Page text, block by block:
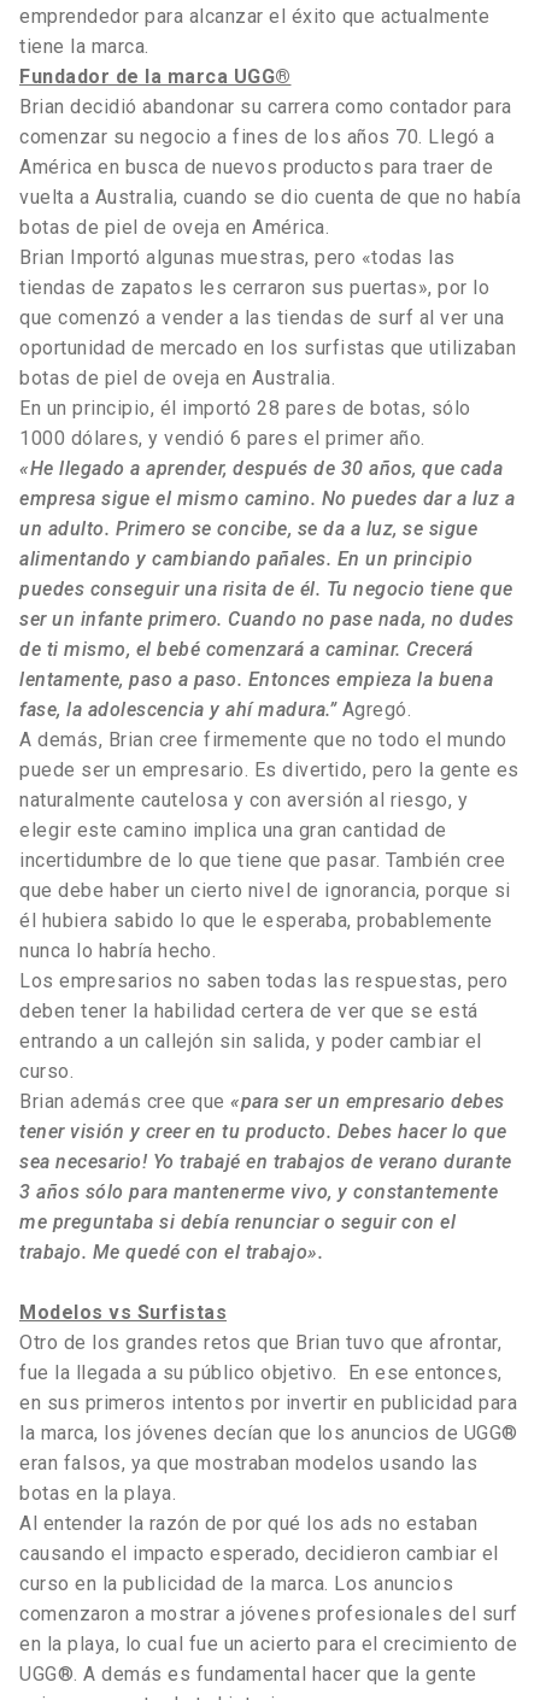
emprendedor para alcanzar el éxito que actualmente
tiene la marca.
Fundador de la marca UGG®
Brian decidió abandonar su carrera como contador para
comenzar su negocio a fines de los años 70. Llegó a
América en busca de nuevos productos para traer de
vuelta a Australia, cuando se dio cuenta de que no había
botas de piel de oveja en América.
Brian Importó algunas muestras, pero «todas las
tiendas de zapatos les cerraron sus puertas», por lo
que comenzó a vender a las tiendas de surf al ver una
oportunidad de mercado en los surfistas que utilizaban
botas de piel de oveja en Australia.
En un principio, él importó 28 pares de botas, sólo
1000 dólares, y vendió 6 pares el primer año.
«He llegado a aprender, después de 30 años, que cada
empresa sigue el mismo camino. No puedes dar a luz a
un adulto. Primero se concibe, se da a luz, se sigue
alimentando y cambiando pañales. En un principio
puedes conseguir una risita de él. Tu negocio tiene que
ser un infante primero. Cuando no pase nada, no dudes
de ti mismo, el bebé comenzará a caminar. Crecerá
lentamente, paso a paso. Entonces empieza la buena
fase, la adolescencia y ahí madura.”Agregó.
A demás, Brian cree firmemente que no todo el mundo
puede ser un empresario. Es divertido, pero la gente es
naturalmente cautelosa y con aversión al riesgo, y
elegir este camino implica una gran cantidad de
incertidumbre de lo que tiene que pasar. También cree
que debe haber un cierto nivel de ignorancia, porque si
él hubiera sabido lo que le esperaba, probablemente
nunca lo habría hecho.
Los empresarios no saben todas las respuestas, pero
deben tener la habilidad certera de ver que se está
entrando a un callejón sin salida, y poder cambiar el
curso.
Brian además cree que «para ser un empresario debes
tener visión y creer en tu producto. Debes hacer lo que
sea necesario! Yo trabajé en trabajos de verano durante
3 años sólo para mantenerme vivo, y constantemente
me preguntaba si debía renunciar o seguir con el
trabajo. Me quedé con el trabajo».
Modelos vs Surfistas
Otro de los grandes retos que Brian tuvo que afrontar,
fue la llegada a su público objetivo. En ese entonces,
en sus primeros intentos por invertir en publicidad para
la marca, los jóvenes decían que los anuncios de UGG®
eran falsos, ya que mostraban modelos usando las
botas en la playa.
Al entender la razón de por qué los ads no estaban
causando el impacto esperado, decidieron cambiar el
curso en la publicidad de la marca. Los anuncios
comenzaron a mostrar a jóvenes profesionales del surf
en la playa, lo cual fue un acierto para el crecimiento de
UGG®. A demás es fundamental hacer que la gente